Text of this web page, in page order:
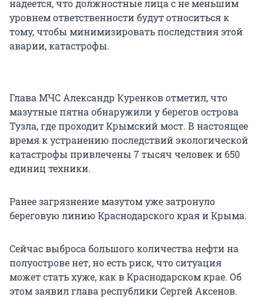
надеется, что должностные лица с не меньшим
уровнем ответственности будут относиться к
тому, чтобы минимизировать последствия этой
аварии, катастрофы.
Глава МЧС Александр Куренков отметил, что
мазутные пятна обнаружили у берегов острова
Тузла, где проходит Крымский мост. В настоящее
время к устранению последствий экологической
катастрофы привлечены 7 тысяч человек и 650
единиц техники.
Ранее загрязнение мазутом уже затронуло
береговую линию Краснодарского края и Крыма.
Сейчас выброса большого количества нефти на
полуострове нет, но есть риск, что ситуация
может стать хуже, как в Краснодарском крае. Об
этом заявил глава республики Сергей Аксенов.